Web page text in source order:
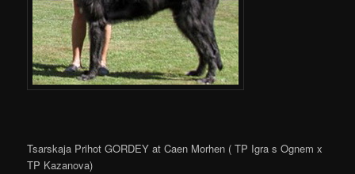
Tsarskaja Prihot GORDEY at Caen Morhen ( TP Igra s Ognem x
TP Kazanova)